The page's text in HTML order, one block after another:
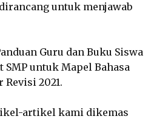
untuk menjawab
Guru dan Buku Siswa
untuk Mapel Bahasa
2021.
artikel kami dikemas